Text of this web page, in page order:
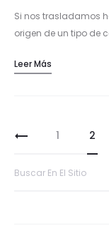
Si nos trasladamos
origen de un tipo de
Leer Más
entradas
1 2